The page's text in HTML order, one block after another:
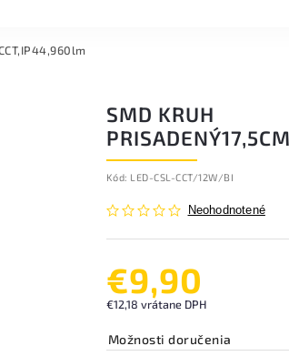
SMD KRUH
Kód: LED-CSL-CCT/12W/BI
Neohodnotené
€9,90
€12,18 vrátane DPH
Možnosti doručenia